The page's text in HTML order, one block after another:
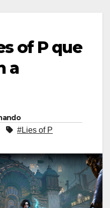
of P que
a
#Lies of P